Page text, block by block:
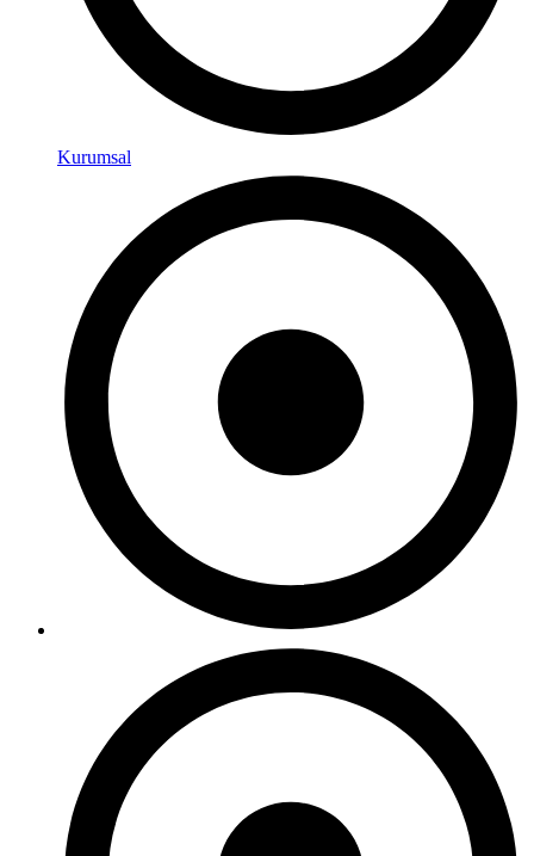
Kurumsal